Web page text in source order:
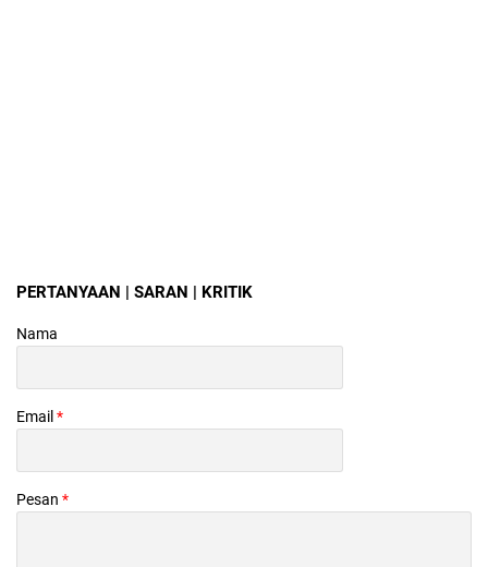
PERTANYAAN | SARAN | KRITIK
Nama
Email *
Pesan *